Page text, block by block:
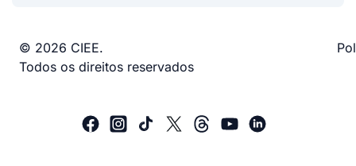
© 2026 CIEE.
Todos os direitos reservados